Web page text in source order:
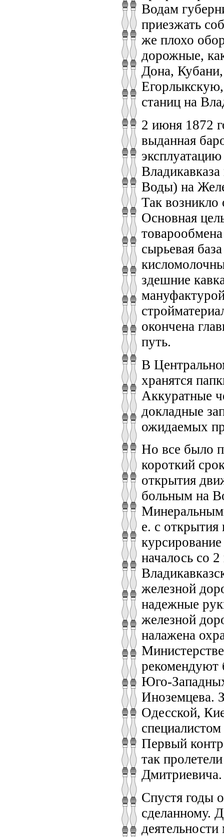
Водам
приезжать
же плохо
дорожные,
Дона, Кубани,
станиц на
2 июня 1872
выданная
Воды) на
Так возникло
Основная
сырьевая
здешние
окончена
путь.
В
хранятся
Аккуратные
докладные
ожидаемых
Но все было
короткий
открытия
больным на
е. с открытия
началось со
железной
надежные
железной
налажена
рекомендуют
Юго-
Иноземцева.
Одесской,
Первый
так
Дмитриевича.
Спустя годы
сделанному.